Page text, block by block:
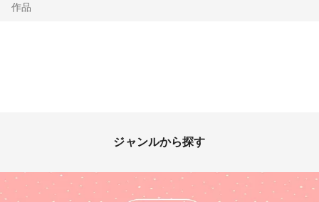
作品
ジャンルから探す